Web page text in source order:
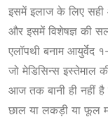
इसमें इलाज के लिए सही
और इसमें विशेषज्ञ की
एलॉपथी बनाम आयुर्वेद
जो मेडिसिन्स इस्तेमाल
आज तक बानी ही नहीं
छाल या लकड़ी या फूल